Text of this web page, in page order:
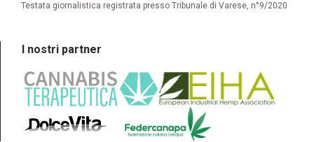
Testata giornalistica registrata presso Tribunale di Varese, n°9/2020
I nostri partner